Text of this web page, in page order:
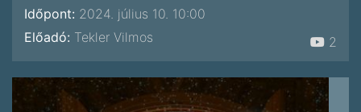
Időpont: 2024. július 10. 10:00
Előadó: Tekler Vilmos 2